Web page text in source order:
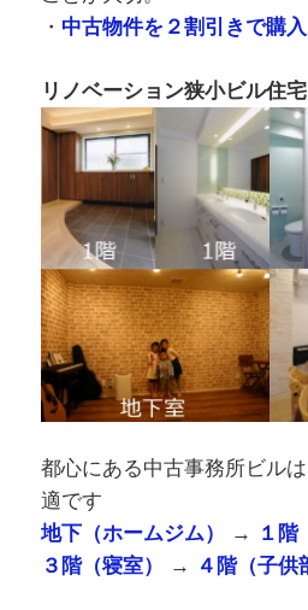
都心にある中古事務所ビル
適です
地下（ホームジム）→１階
３階（寝室）→４階（子供